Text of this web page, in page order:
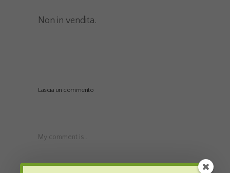
Non in vendita.
Lascia un commento
My comment is..